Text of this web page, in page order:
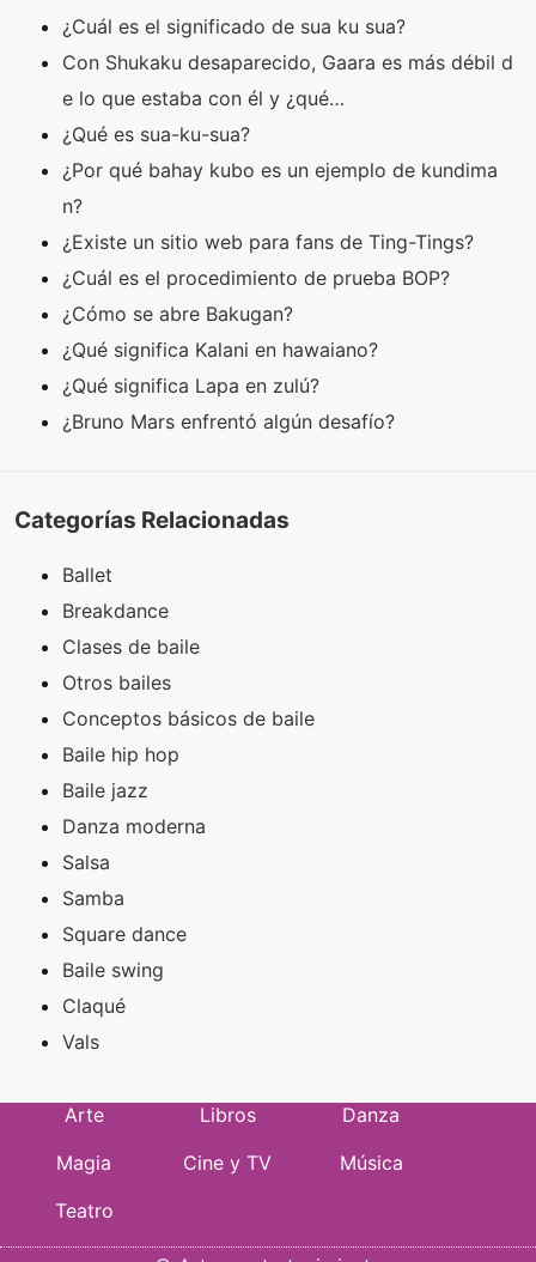
¿Cuál es el significado de sua ku sua?
Con Shukaku desaparecido, Gaara es más débil d
e lo que estaba con él y ¿qué…
¿Qué es sua-ku-sua?
¿Por qué bahay kubo es un ejemplo de kundima
n?
¿Existe un sitio web para fans de Ting-Tings?
¿Cuál es el procedimiento de prueba BOP?
¿Cómo se abre Bakugan?
¿Qué significa Kalani en hawaiano?
¿Qué significa Lapa en zulú?
¿Bruno Mars enfrentó algún desafío?
Categorías Relacionadas
Ballet
Breakdance
Clases de baile
Otros bailes
Conceptos básicos de baile
Baile hip hop
Baile jazz
Danza moderna
Salsa
Samba
Square dance
Baile swing
Claqué
Vals
Arte Libros
Danza
Magia
Cine y TV
Música
Teatro